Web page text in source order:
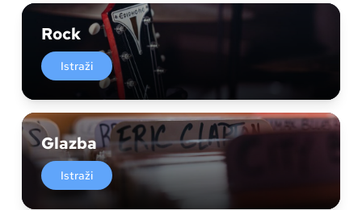
Rock
Istraži
Glazba
Istraži